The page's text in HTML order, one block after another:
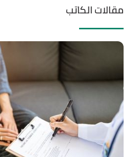
مقالات الكاتب